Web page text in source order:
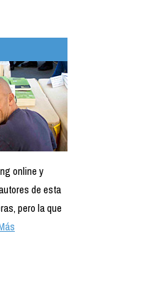
online y
de esta
pero la que